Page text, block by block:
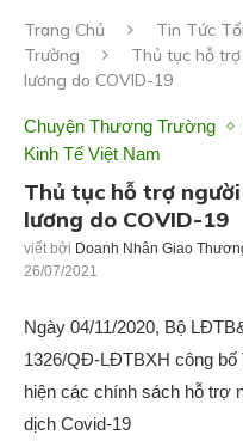
Trang Chủ Tin Tức
Trường
Thủ tục hỗ
lương do COVID-19
Chuyện Thương Trường
Kinh Tế Việt Nam
Thủ tục hỗ trợ
lương do COVID-19
viết bởi Doanh Nhân Giao
26/07/2021
Ngày 04/11/2020, Bộ
1326/QĐ-LĐTBXH công
hiện các chính sách hỗ trợ
dịch Covid-19